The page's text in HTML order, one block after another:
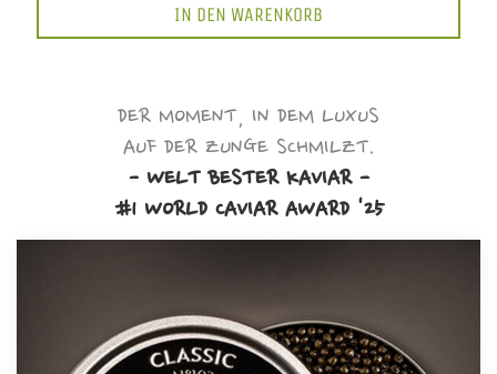
IN DEN WARENKORB
DER MOMENT, IN DEM LUXUS
AUF DER ZUNGE SCHMILZT.
- WELT BESTER KAVIAR -
#1 WORLD CAVIAR AWARD '25